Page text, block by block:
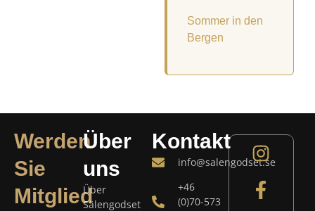
Sommer in den
Bergen
Werden
Sie
Mitglied
Über
uns
Über
Sälengodset
Kontakt
info@salengodset.se
+46
(0)70-573